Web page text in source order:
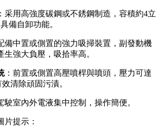
采用高強度碳鋼或不銹鋼制造，容積約4立
備自卸功能。
備中置或側置的強力吸掃裝置，副發動機
生強大負壓，吸拾率高。
：前置或側置高壓噴桿與噴頭，壓力可達
清除頑固污漬。
駛室內外電液集中控制，操作簡便。
片提示：